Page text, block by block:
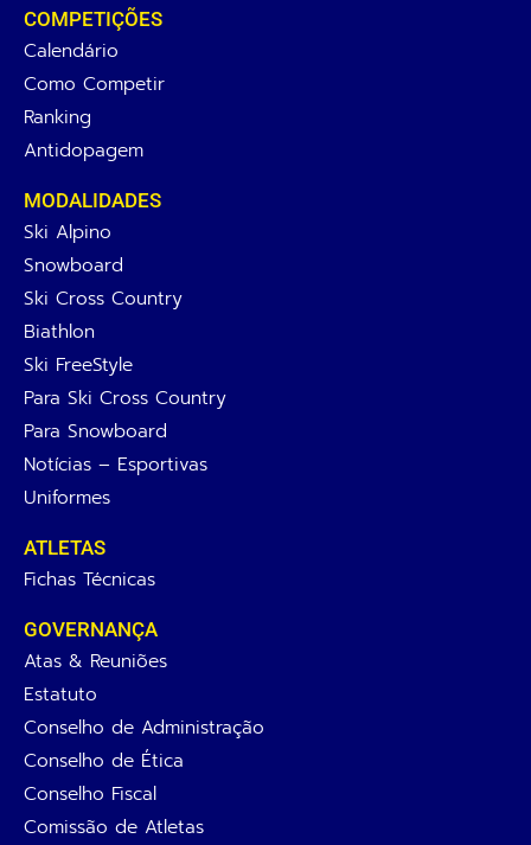
COMPETIÇÕES
Calendário
Como Competir
Ranking
Antidopagem
MODALIDADES
Ski Alpino
Snowboard
Ski Cross Country
Biathlon
Ski FreeStyle
Para Ski Cross Country
Para Snowboard
Notícias – Esportivas
Uniformes
ATLETAS
Fichas Técnicas
GOVERNANÇA
Atas & Reuniões
Estatuto
Conselho de Administração
Conselho de Ética
Conselho Fiscal
Comissão de Atletas